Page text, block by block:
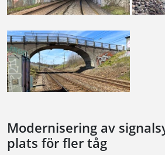
Modernisering av
plats för fler tåg